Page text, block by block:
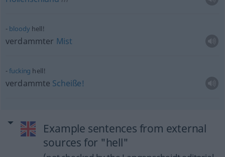
bloodyhell!
verdammter Mist
fucking hell!
verdammte Scheiße!
Example sentences from external
sources for "hell"